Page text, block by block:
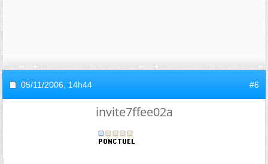
05/11/2006, 14h44 #6
invite7ffee02a